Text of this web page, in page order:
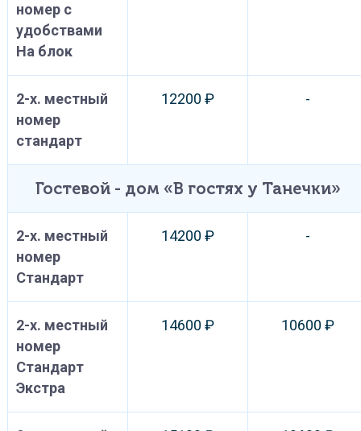
номер с
удобствами
На блок
2-х. местный
номер
стандарт
12200 ₽ -
Гостевой - дом «В гостях у Танечки»
2-х. местный
номер
Стандарт
14200 ₽ -
2-х. местный
номер
Стандарт
Экстра
14600 ₽ 10600 ₽